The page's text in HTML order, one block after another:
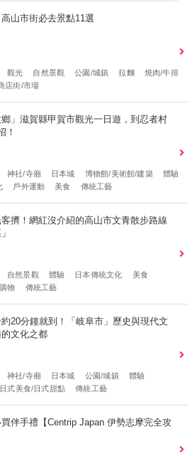
山市街必去景點11選
觀光 自然景觀 公園/城鎮 拉麵
燒肉/牛排
店街/市場
鄉」滋賀縣甲賀市觀光一日遊，到忍者村
！
神社/寺廟 日本城 博物館/美術館/建築
體驗
戶外運動 美食 傳統工藝
擠！網紅沒介紹的高山市文青散步路線
自然景觀 體驗 日本傳統文化
美食
購物 傳統工藝
20分鐘就到！「岐阜市」歷史與現代文
文化之都
神社/寺廟 日本城 公園/城鎮
體驗
日式美食/日式甜點 傳統工藝
伴手禮【Centrip Japan 伊勢志摩完全攻